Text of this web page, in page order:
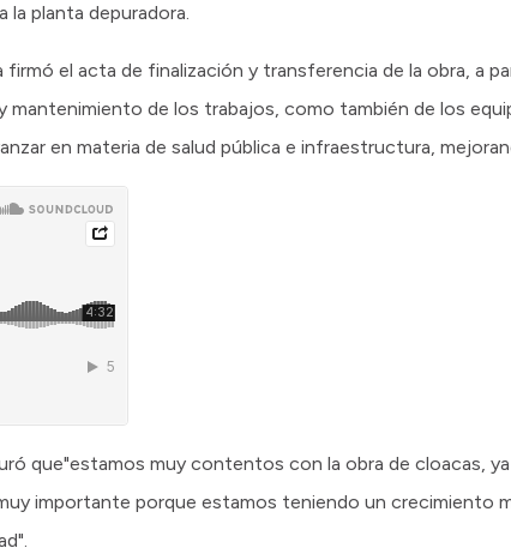
la planta depuradora.
firmó el acta de finalización y transferencia de la obra, a
mantenimiento de los trabajos, como también de los
en materia de salud pública e infraestructura,
que"estamos muy contentos con la obra de cloacas,
importante porque estamos teniendo un crecimiento